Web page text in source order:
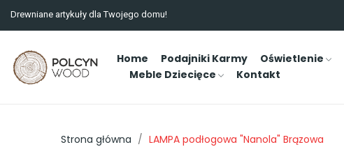
Drewniane artykuły dla Twojego domu!
Home Podajniki Karmy Oświetlenie
Meble Dziecięce
Kontakt
Strona główna LAMPA podłogowa "Nanola" Brązowa